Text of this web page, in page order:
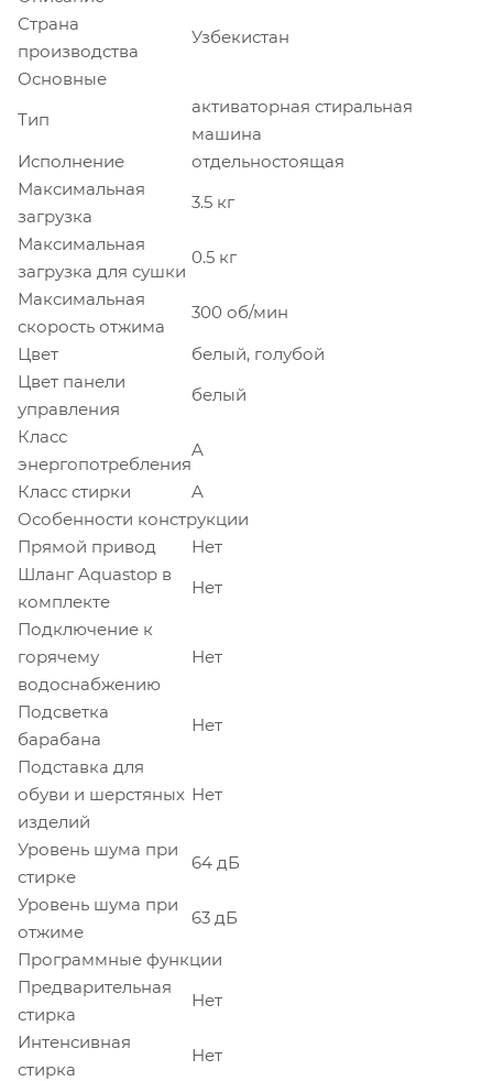
Страна
производства
Узбекистан
Основные
Тип
активаторная стиральная
машина
Исполнение
отдельностоящая
Максимальная
загрузка
3.5 кг
Максимальная
загрузка для сушки
0.5 кг
Максимальная
скорость отжима
300 об/мин
Цвет
белый, голубой
Цвет панели
управления
белый
Класс
энергопотребления
A
Класс стирки
A
Особенности конструкции
Прямой привод
Нет
Шланг Aquastop в
комплекте
Нет
Подключение к
горячему
водоснабжению
Нет
Подсветка
барабана
Нет
Подставка для
обуви и шерстяных
изделий
Нет
Уровень шума при
стирке
64 дБ
Уровень шума при
отжиме
63 дБ
Программные функции
Предварительная
стирка
Нет
Интенсивная
стирка
Нет